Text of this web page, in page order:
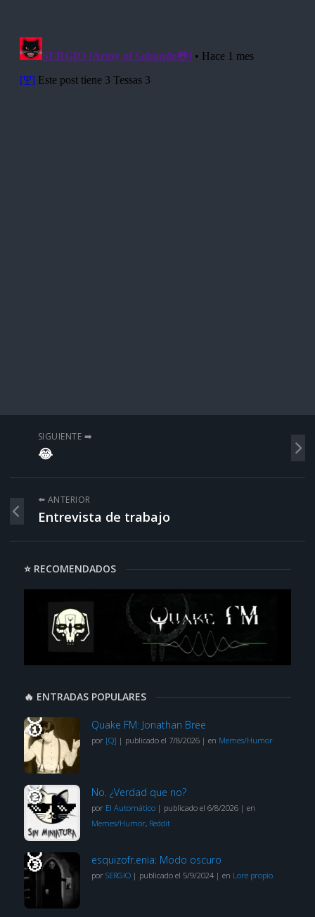
SIGUIENTE ➡️
😂
⬅️ ANTERIOR
Entrevista de trabajo
⭐ RECOMENDADOS
🔥 ENTRADAS POPULARES
Quake FM: Jonathan Bree
por [Q] | publicado el 7/8/2026| en Memes/Humor
No. ¿Verdad que no?
por El Automático| publicado el 6/8/2026| en
Memes/Humor, Reddit
esquizofr.enia: Modo oscuro
por SERGIO| publicado el 5/9/2024| en Lore propio